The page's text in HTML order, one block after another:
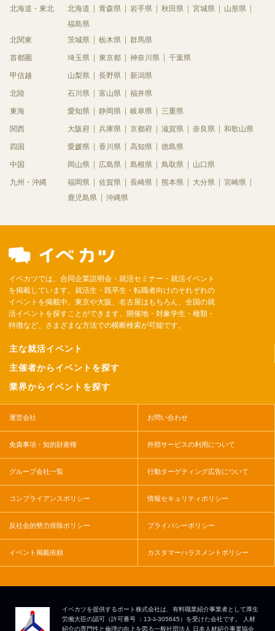
北海道・東北 北海道 青森県 岩手県 秋田県 宮城県
山形県
福島県
北関東
茨城県 栃木県 群馬県
首都圏 埼玉県 東京都 神奈川県 千葉県
甲信越 山梨県 長野県 新潟県
北陸 石川県 富山県 福井県
東海 愛知県 静岡県 岐阜県 三重県
関西 大阪府 兵庫県 京都府 滋賀県 奈良県 和歌山県
四国 愛媛県 香川県 高知県 徳島県
中国 岡山県 広島県 島根県 鳥取県 山口県
九州・沖縄 福岡県 佐賀県 長崎県 熊本県 大分県
宮崎県
鹿児島県
沖縄県
イベカツでは、合同企業説明会・就活セミナー・就活イベント
を掲載しています。就活生・既卒生・転職者向けのそれぞれの
イベントを掲載中。東京や大阪、名古屋はもちろん、全国の就
活イベントを探すことができます。開催地・対象学生・種類・
特徴など、さまざまな方法での横断検索が可能です。
主な就活イベント
主催者からイベントを探す
業界からイベントを探す
運営会社 お問い合わせ
免責事項・知的財産権 外部サービスの利用について
グループ会社一覧 行動ターゲティング広告について
コンプライアンスポリシー 情報セキュリティポリシー
反社会的勢力排除ポリシー プライバシーポリシー
イベント掲載依頼 カスタマーハラスメントポリシー